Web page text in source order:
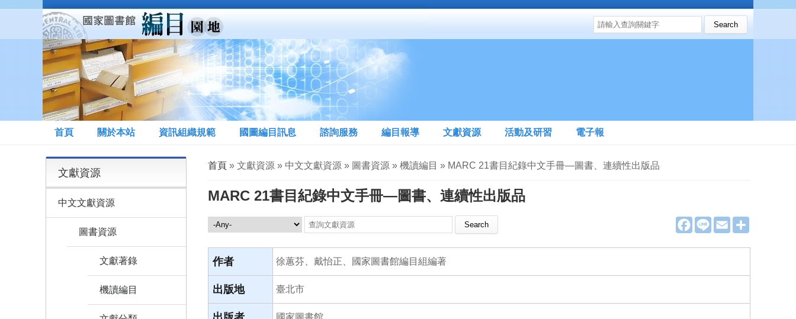
移至主內容
搜尋表單
Search this site
首頁 關於本站 資訊組織規範 國圖編目訊息 諮詢服務 編目報導 文獻資源 活動及研習 電子報
您在這裡
首頁» 文獻資源 » 中文文獻資源 » 圖書資源 » 機讀編目 » MARC 21書目紀錄中文手冊—圖書、連續性出版品
MARC 21書目紀錄中文手冊—圖書、連續性出版品
F
a
e
o
L
e
E
m
i
文獻資源 Search this site
作者 徐蕙芬、戴怡正、國家圖書館編目組編著
出版地 臺北市
文獻資源
中文文獻資源
圖書資源
文獻著錄
機讀編目